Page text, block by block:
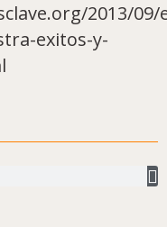
2013/09/
exitos-y-